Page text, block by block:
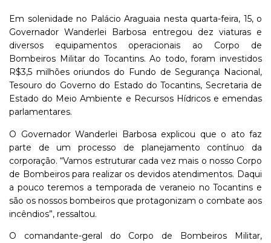
Em solenidade no Palácio Araguaia nesta quarta-feira, 15, o
Governador Wanderlei Barbosa entregou dez viaturas e
diversos equipamentos operacionais ao Corpo de
Bombeiros Militar do Tocantins. Ao todo, foram investidos
R$3,5 milhões oriundos do Fundo de Segurança Nacional,
Tesouro do Governo do Estado do Tocantins, Secretaria de
Estado do Meio Ambiente e Recursos Hídricos e emendas
parlamentares.
O Governador Wanderlei Barbosa explicou que o ato faz
parte de um processo de planejamento contínuo da
corporação. “Vamos estruturar cada vez mais o nosso Corpo
de Bombeiros para realizar os devidos atendimentos. Daqui
a pouco teremos a temporada de veraneio no Tocantins e
são os nossos bombeiros que protagonizam o combate aos
incêndios”, ressaltou.
O comandante-geral do Corpo de Bombeiros Militar,